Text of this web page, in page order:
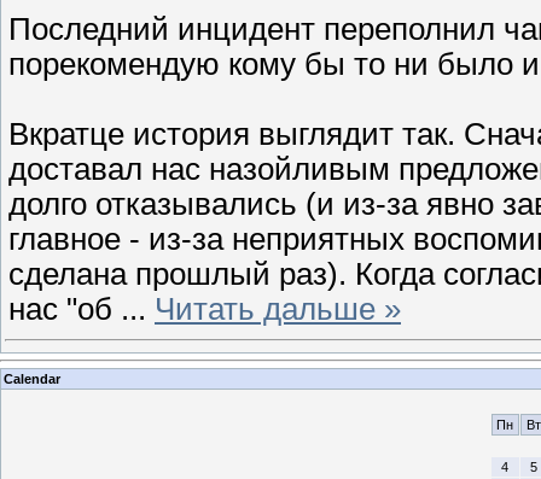
Последний инцидент переполнил
порекомендую кому бы то ни было
Вкратце история выглядит так.
доставал нас назойливым
долго отказывались (и из-за явно
главное - из-за неприятных
сделана прошлый раз). Когда
нас "об ... Читать дальше »
Calendar
Пн Вт
4
5